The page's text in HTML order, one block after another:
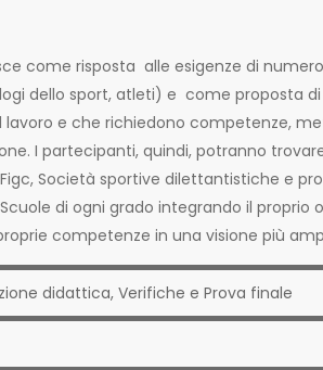
come risposta alle esigenze di
dello sport, atleti) e come proposta
e che richiedono competenze,
I partecipanti, quindi, potranno
Società sportive dilettantistiche e
di ogni grado integrando il
competenze in una visione più
didattica, Verifiche e Prova finale